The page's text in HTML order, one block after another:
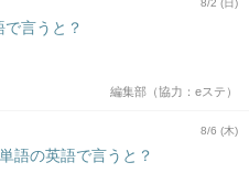
8/2 (日)
で言うと？
編集部（協力：eステ）
8/6 (木)
語の英語で言うと？